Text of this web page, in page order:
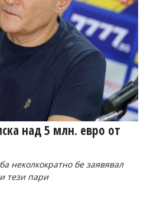
над 5 млн. евро от
неколкократно бе заявявал
тези пари